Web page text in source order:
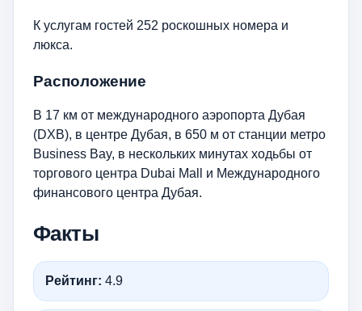
К услугам гостей 252 роскошных номера и
люкса.
Расположение
В 17 км от международного аэропорта Дубая
(DXB), в центре Дубая, в 650 м от станции метро
Business Bay, в нескольких минутах ходьбы от
торгового центра Dubai Mall и Международного
финансового центра Дубая.
Факты
Рейтинг: 4.9